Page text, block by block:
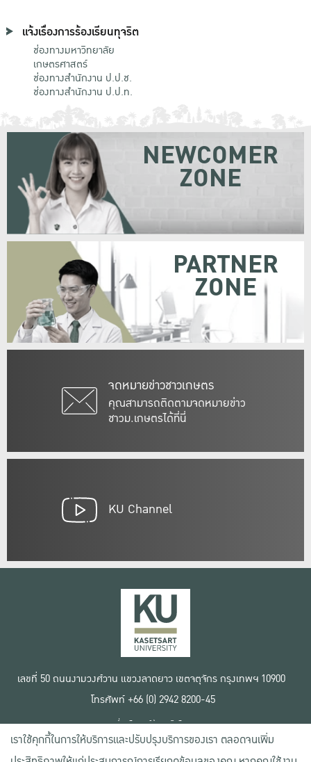
แจ้งเรื่องการร้องเรียนทุจริต
ช่องทางมหาวิทยาลัย
เกษตรศาสตร์
ช่องทางสำนักงาน ป.ป.ช.
ช่องทางสำนักงาน ป.ป.ท.
จดหมายข่าวชาวเกษตร
คุณสามารถติดตามจดหมายข่าว
ชาวม.เกษตรได้ที่นี่
NEWCOMER
ZONE
PARTNER
ZONE
KU Channel
เลขที่ 50 ถนนงามวงศ์วาน แขวงลาดยาว เขตจตุจักร กรุงเทพฯ 10900
โทรศัพท์ +66 (0) 2942 8200-45
เงื่อนไขการใช้งานเว็บไซต์
ข้อตกลงด้านสิทธิ์ใช้งาน
นโยบายความเป็นส่วนตัว
เราใช้คุกกี้ในการให้บริการและปรับปรุงบริการของเรา ตลอดจนเพิ่ม